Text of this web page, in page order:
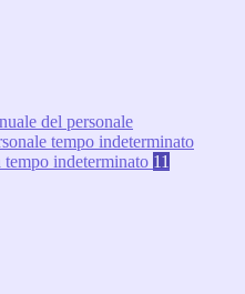
del personale
tempo indeterminato
tempo indeterminato 11